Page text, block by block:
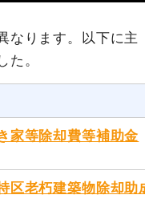
なります。以下に主
た。
家等除却費等補助金
区老朽建築物除却助成